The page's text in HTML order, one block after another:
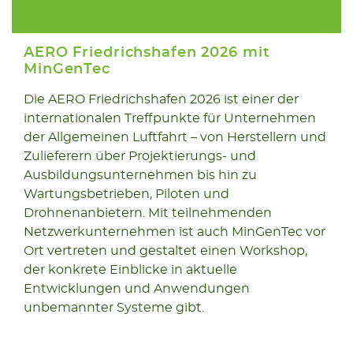
22.04
2026
AERO Friedrichshafen 2026 mit
MinGenTec
Die AERO Friedrichshafen 2026 ist einer der
internationalen Treffpunkte für Unternehmen
der Allgemeinen Luftfahrt – von Herstellern und
Zulieferern über Projektierungs- und
Ausbildungsunternehmen bis hin zu
Wartungsbetrieben, Piloten und
Drohnenanbietern. Mit teilnehmenden
Netzwerkunternehmen ist auch MinGenTec vor
Ort vertreten und gestaltet einen Workshop,
der konkrete Einblicke in aktuelle
Entwicklungen und Anwendungen
unbemannter Systeme gibt.